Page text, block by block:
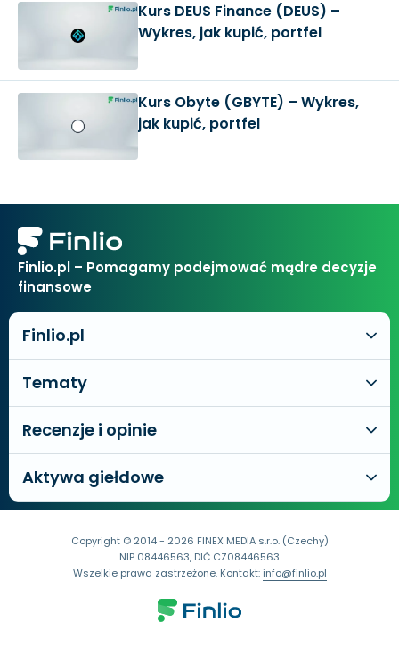
Kurs DEUS Finance (DEUS) –
Wykres, jak kupić, portfel
Kurs Obyte (GBYTE) – Wykres,
jak kupić, portfel
Finlio.pl – Pomagamy podejmować mądre decyzje
finansowe
Finlio.pl
Tematy
Recenzje i opinie
Aktywa giełdowe
Copyright © 2014 - 2026 FINEX MEDIA s.r.o. (Czechy)
NIP 08446563, DIČ CZ08446563
Wszelkie prawa zastrzeżone. Kontakt:info@finlio.pl